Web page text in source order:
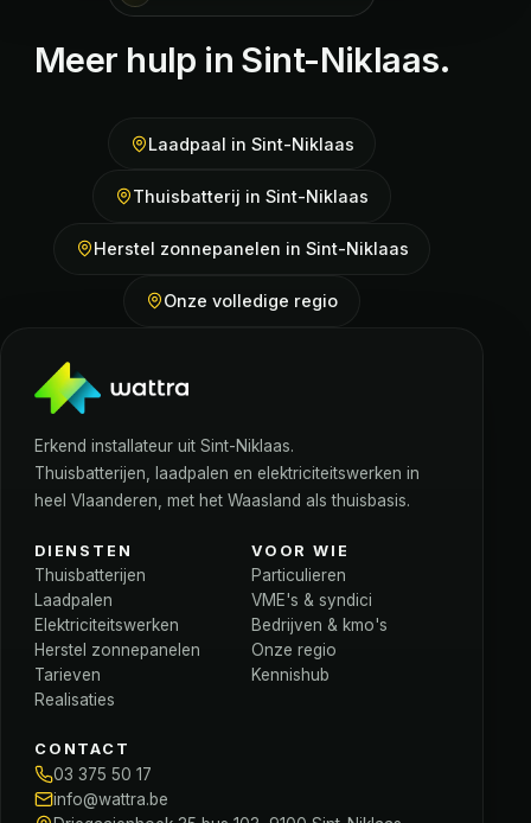
Meer hulp in Sint-Niklaas.
Laadpaal in Sint-Niklaas
Thuisbatterij in Sint-Niklaas
Herstel zonnepanelen in Sint-Niklaas
Onze volledige regio
Erkend installateur uit Sint-Niklaas.
Thuisbatterijen, laadpalen en elektriciteitswerken in
heel Vlaanderen, met het Waasland als thuisbasis.
DIENSTEN
Thuisbatterijen
Laadpalen
Elektriciteitswerken
Herstel zonnepanelen
Tarieven
Realisaties
VOOR WIE
Particulieren
VME's & syndici
Bedrijven & kmo's
Onze regio
Kennishub
CONTACT
03 375 50 17
info@wattra.be